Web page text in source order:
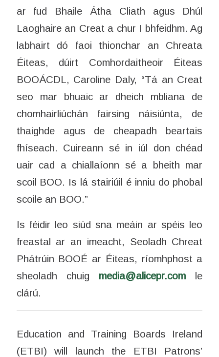
ar fud Bhaile Átha Cliath agus Dhúl
Laoghaire an Creat a chur I bhfeidhm. Ag
labhairt dó faoi thionchar an Chreata
Éiteas, dúirt Comhordaitheoir Éiteas
BOOÁCDL, Caroline Daly, “Tá an Creat
seo mar bhuaic ar dheich mbliana de
chomhairliúchán fairsing náisiúnta, de
thaighde agus de cheapadh beartais
fhíseach. Cuireann sé in iúl don chéad
uair cad a chiallaíonn sé a bheith mar
scoil BOO. Is lá stairiúil é inniu do phobal
scoile an BOO.”
Is féidir leo siúd sna meáin ar spéis leo
freastal ar an imeacht, Seoladh Chreat
Phátrúin BOOÉ ar Éiteas, ríomhphost a
sheoladh chuig media@alicepr.com le
clárú.
Education and Training Boards Ireland
(ETBI) will launch the ETBI Patrons’